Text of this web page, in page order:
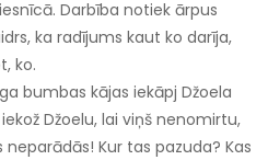
Darbība notiek ārpus
ka radījums kaut ko darīja,
ko.
bumbas kājas iekāpj Džoela
Džoelu, lai viņš nenomirtu,
Kur tas pazuda? Kas